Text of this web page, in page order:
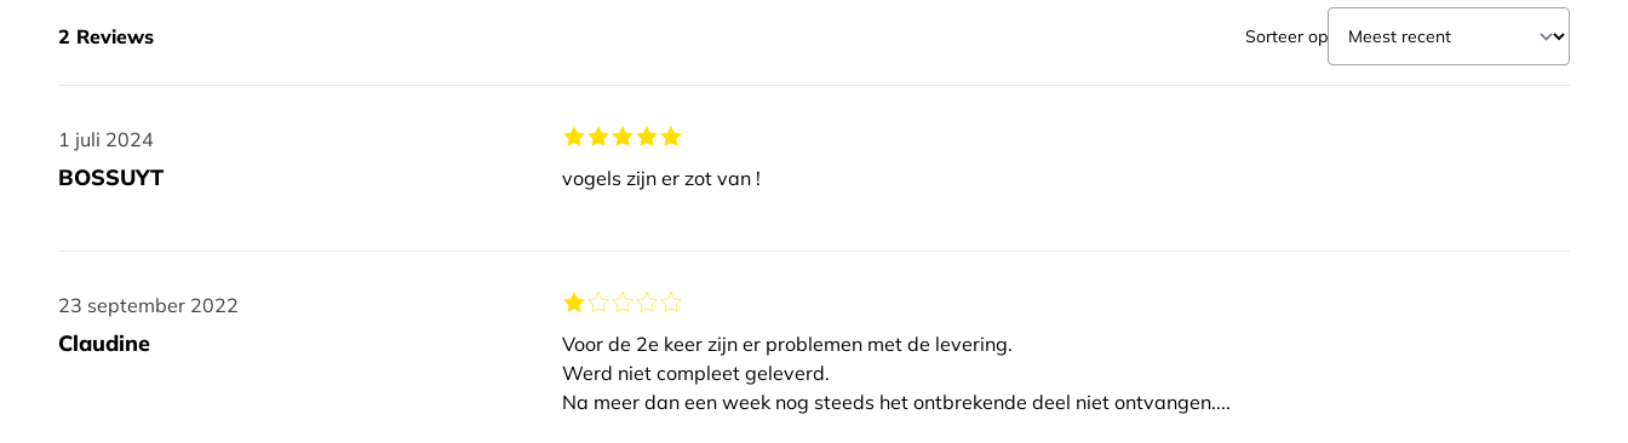
2 Reviews Sorteer op
1 juli 2024
1 juli 2024
BOSSUYT vogels zijn er zot van !
23 september 2022
23 september 2022
Claudine
Voor de 2e keer zijn er problemen met de levering.
Werd niet compleet geleverd.
Na meer dan een week nog steeds het ontbrekende deel niet ontvangen....